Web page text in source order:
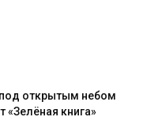
открытым небом
«Зелёная книга»